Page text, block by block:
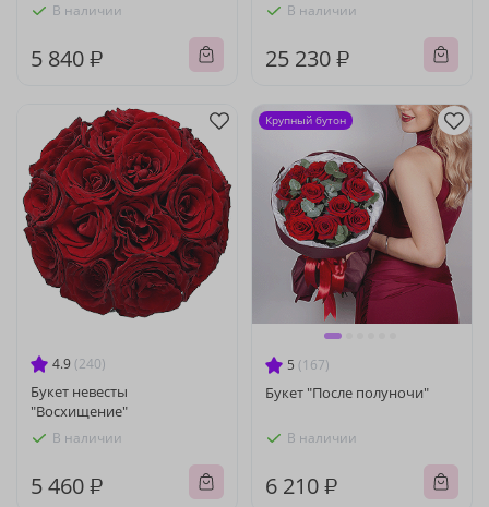
В наличии
5 840 ₽
В наличии
25 230 ₽
4.9 (240)
Букет невесты
"Восхищение"
В наличии
5 460 ₽
5 (167)
Букет "После полуночи"
В наличии
6 210 ₽
Крупный бутон